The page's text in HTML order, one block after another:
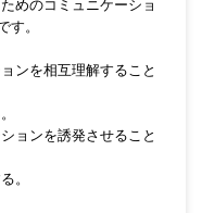
めのコミュニケーショ
す。
ンを相互理解すること
ョンを誘発させること
。